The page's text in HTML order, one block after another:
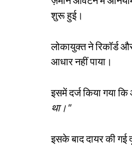
शुरू हुई।
लोकायुक्त ने रिकॉर्ड
आधार नहीं पाया।
इसमें दर्ज किया गया
था।"
इसके बाद दायर की गई